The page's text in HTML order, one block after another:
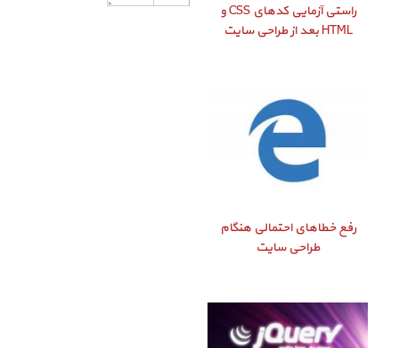
راستی‌ آزمایی کدهای CSS و
HTML بعد از طراحی سایت
رفع خطاهای احتمالی هنگام
طراحی سایت